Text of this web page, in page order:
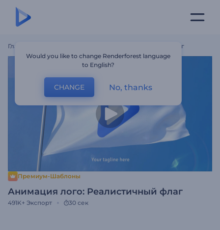
Главная Анимация Лого: Реалистичный Флаг
Премиум-Шаблоны
Анимация лого: Реалистичный флаг
491K+ Экспорт 30 сек
Would you like to change Renderforest language
to English?
CHANGE No, thanks